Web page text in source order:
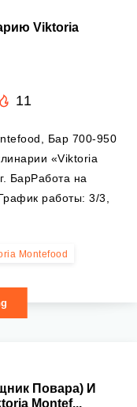
Viktoria
11
Бар 700-950
«Viktoria
БарРабота на
работы: 3/3,
Montefood
Повара) И
Montef...